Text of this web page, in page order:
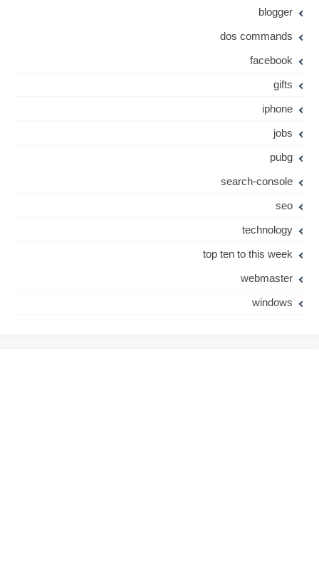
blogger
dos commands
facebook
gifts
iphone
jobs
pubg
search-console
seo
technology
top ten to this week
webmaster
windows